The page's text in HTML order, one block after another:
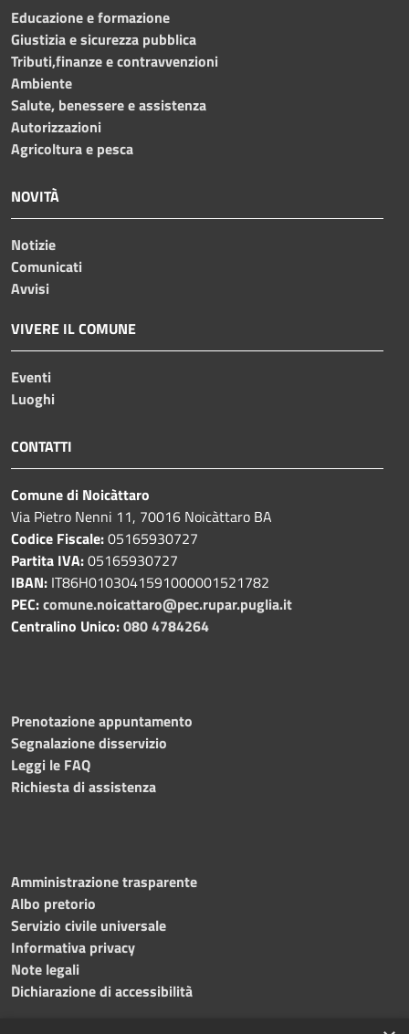
Educazione e formazione
Giustizia e sicurezza pubblica
Tributi,finanze e contravvenzioni
Ambiente
Salute, benessere e assistenza
Autorizzazioni
Agricoltura e pesca
NOVITÀ
Notizie
Comunicati
Avvisi
VIVERE IL COMUNE
Eventi
Luoghi
CONTATTI
Comune di Noicàttaro
Via Pietro Nenni 11, 70016 Noicàttaro BA
Codice Fiscale:05165930727
Partita IVA:05165930727
IBAN: IT86H0103041591000001521782
PEC:comune.noicattaro@pec.rupar.puglia.it
Centralino Unico:080 4784264
Prenotazione appuntamento
Segnalazione disservizio
Leggi le FAQ
Richiesta di assistenza
Amministrazione trasparente
Albo pretorio
Servizio civile universale
Informativa privacy
Note legali
Dichiarazione di accessibilità